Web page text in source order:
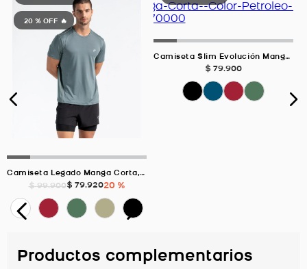
20 % OFF 🔥
Camiseta Legado Manga Corta, Color Verde Para Hombre
$ 99.900$ 79.92020 %
Camiseta Slim Evolución Manga Corta, Color Petroleo Para Hombre
$ 79.900
Productos complementarios